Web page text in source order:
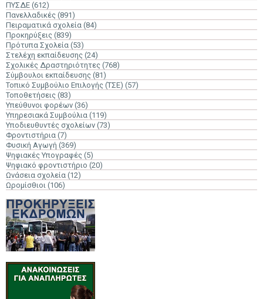
ΠΥΣΔΕ (612)
Πανελλαδικές (891)
Πειραματικά σχολεία (84)
Προκηρύξεις (839)
Πρότυπα Σχολεία (53)
Στελέχη εκπαίδευσης (24)
Σχολικές Δραστηριότητες (768)
Σύμβουλοι εκπαίδευσης (81)
Τοπικό Συμβούλιο Επιλογής (ΤΣΕ) (57)
Τοποθετήσεις (83)
Υπεύθυνοι φορέων (36)
Υπηρεσιακά Συμβούλια (119)
Υποδιευθυντές σχολείων (73)
Φροντιστήρια (7)
Φυσική Αγωγή (369)
Ψηφιακές Υπογραφές (5)
Ψηφιακό φροντιστήριο (20)
Ωνάσεια σχολεία (12)
Ωρομίσθιοι (106)